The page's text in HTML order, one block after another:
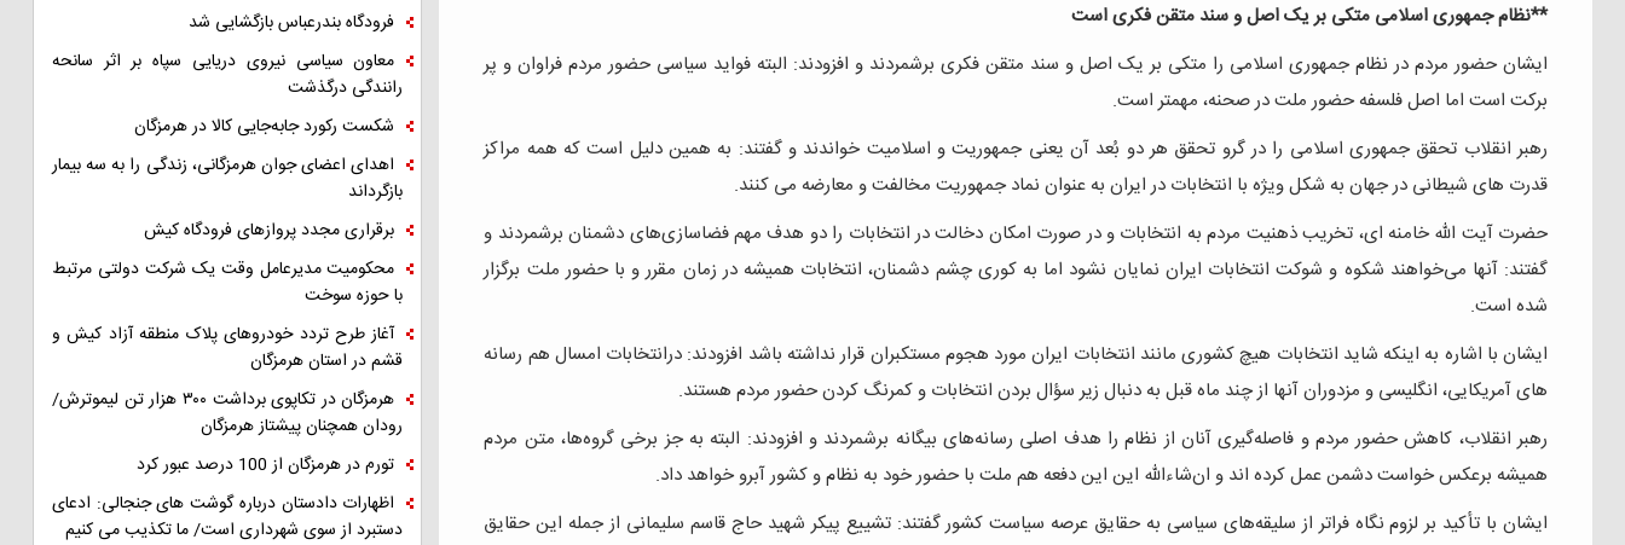
**نظام جمهوری اسلامی متکی بر یک اصل و سند متقن فکری است
ایشان حضور مردم در نظام جمهوری اسلامی را متکی بر یک اصل و سند متقن فکری برشمردند و افزودند: البته فواید سیاسی حضور مردم فراوان و پر
برکت است اما اصل فلسفه حضور ملت در صحنه، مهمتر است.
رهبر انقلاب تحقق جمهوری اسلامی را در گرو تحقق هر دو بُعد آن یعنی جمهوریت و اسلامیت خواندند و گفتند: به همین دلیل است که همه مراکز
قدرت های شیطانی در جهان به شکل ویژه با انتخابات در ایران به عنوان نماد جمهوریت مخالفت و معارضه می کنند.
حضرت آیت الله خامنه ای، تخریب ذهنیت مردم به انتخابات و در صورت امکان دخالت در انتخابات را دو هدف مهم فضاسازی‌های دشمنان برشمردند و
گفتند: آنها می‌خواهند شکوه و شوکت انتخابات ایران نمایان نشود اما به کوری چشم دشمنان، انتخابات همیشه در زمان مقرر و با حضور ملت برگزار
شده است.
ایشان با اشاره به اینکه شاید انتخابات هیچ کشوری مانند انتخابات ایران مورد هجوم مستکبران قرار نداشته باشد افزودند: درانتخابات امسال هم رسانه
های آمریکایی، انگلیسی و مزدوران آنها از چند ماه قبل به دنبال زیر سؤال بردن انتخابات و کمرنگ کردن حضور مردم هستند.
رهبر انقلاب، کاهش حضور مردم و فاصله‌گیری آنان از نظام را هدف اصلی رسانه‌های بیگانه برشمردند و افزودند: البته به جز برخی گروه‌ها، متن مردم
همیشه برعکس خواست دشمن عمل کرده اند و ان‌شاءالله این این دفعه هم ملت با حضور خود به نظام و کشور آبرو خواهد داد.
ایشان با تأکید بر لزوم نگاه فراتر از سلیقه‌های سیاسی به حقایق عرصه سیاست کشور گفتند: تشییع پیکر شهید حاج قاسم سلیمانی از جمله این حقایق
فرودگاه بندرعباس بازگشایی شد
معاون سیاسی نیروی دریایی سپاه بر اثر سانحه
رانندگی درگذشت
شکست رکورد جابه‌جایی کالا در هرمزگان
اهدای اعضای جوان هرمزگانی، زندگی را به سه بیمار
بازگرداند
برقراری مجدد پروازهای فرودگاه کیش
محکومیت مدیرعامل وقت یک شرکت دولتی مرتبط
با حوزه سوخت
آغاز طرح تردد خودروهای پلاک منطقه آزاد کیش و
قشم در استان هرمزگان
هرمزگان در تکاپوی برداشت ۳۰۰ هزار تن لیموترش/
رودان همچنان پیشتاز هرمزگان
تورم در هرمزگان از 100 درصد عبور کرد
اظهارات دادستان درباره گوشت های جنجالی: ادعای
دستبرد از سوی شهرداری است/ ما تکذیب می کنیم